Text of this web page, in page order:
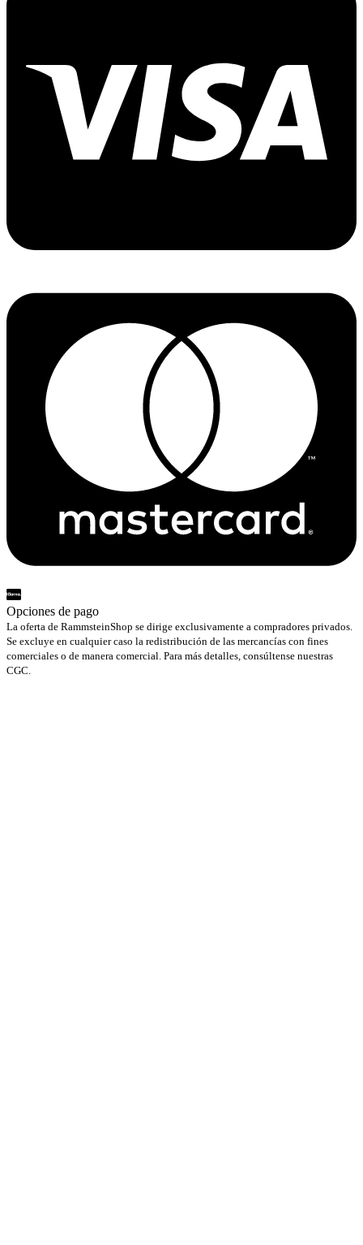
Opciones de pago
La oferta de RammsteinShop se dirige exclusivamente a compradores privados.
Se excluye en cualquier caso la redistribución de las mercancías con fines
comerciales o de manera comercial. Para más detalles, consúltense nuestras
CGC.